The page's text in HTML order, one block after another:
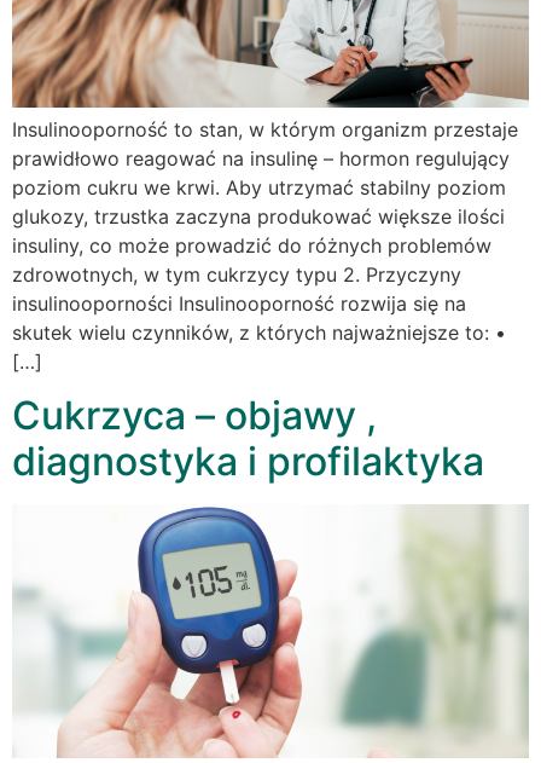
Insulinooporność to stan, w którym organizm przestaje
prawidłowo reagować na insulinę – hormon regulujący
poziom cukru we krwi. Aby utrzymać stabilny poziom
glukozy, trzustka zaczyna produkować większe ilości
insuliny, co może prowadzić do różnych problemów
zdrowotnych, w tym cukrzycy typu 2. Przyczyny
insulinooporności Insulinooporność rozwija się na
skutek wielu czynników, z których najważniejsze to: •
[…]
Cukrzyca – objawy ,
diagnostyka i profilaktyka